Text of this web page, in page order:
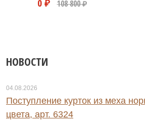
НОВОСТИ
04.08.2026
Поступление курток из меха
цвета, арт. 6324